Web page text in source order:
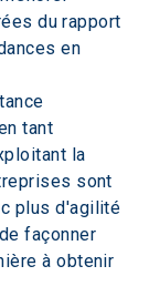
du rapport
en
tant
la
sont
plus d'agilité
façonner
à obtenir